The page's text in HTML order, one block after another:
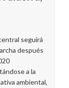
seguirá
después
a la
ambiental,